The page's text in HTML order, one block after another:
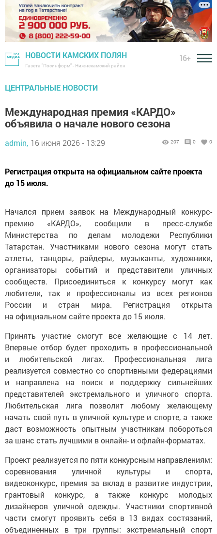
НОВОСТИ КАМСКИХ ПОЛЯН
Газета "Посинформ" - Нижнекамский район
16+
ЦЕНТРАЛЬНЫЕ НОВОСТИ
Международная премия «КАРДО»
объявила о начале нового сезона
admin, 16 июня 2026 - 13:29 207 0 0
Регистрация открыта на официальном сайте проекта
до 15 июля.
Начался прием заявок на Международный конкурс-
премию «КАРДО», сообщили в пресс-службе
Министерства по делам молодежи Республики
Татарстан. Участниками нового сезона могут стать
атлеты, танцоры, райдеры, музыканты, художники,
организаторы событий и представители уличных
сообществ. Присоединиться к конкурсу могут как
любители, так и профессионалы из всех регионов
России и стран мира. Регистрация открыта
на официальном сайте проекта до 15 июля.
Принять участие смогут все желающие с 14 лет.
Впервые отбор будет проходить в профессиональной
и любительской лигах. Профессиональная лига
реализуется совместно со спортивными федерациями
и направлена на поиск и поддержку сильнейших
представителей экстремального и уличного спорта.
Любительская лига позволит любому желающему
начать свой путь в уличной культуре и спорте, а также
даст возможность опытным участникам побороться
за шанс стать лучшими в онлайн- и офлайн-форматах.
Проект реализуется по пяти конкурсным направлениям:
соревнования уличной культуры и спорта,
видеоконкурс, премия за вклад в развитие индустрии,
грантовый конкурс, а также конкурс молодых
дизайнеров уличной одежды. Участники спортивной
части смогут проявить себя в 13 видах состязаний,
объединенных в три группы: экстремальный спорт